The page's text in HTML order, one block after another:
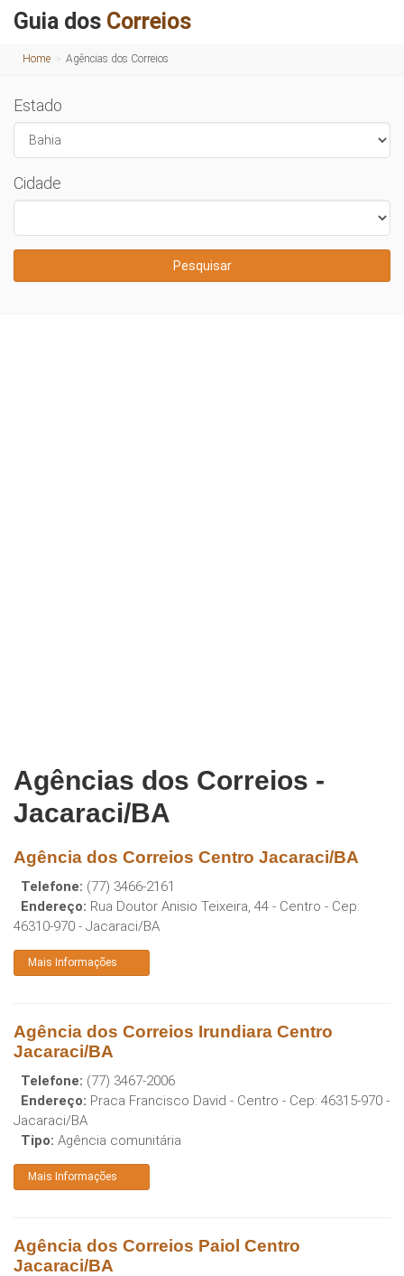
Guia dos Correios
Home Agências dos Correios
Estado
Cidade
Pesquisar
Agências dos Correios -
Jacaraci/BA
Agência dos Correios Centro Jacaraci/BA
Telefone: (77) 3466-2161
Endereço: Rua Doutor Anisio Teixeira, 44 - Centro - Cep:
46310-970 - Jacaraci/BA
Mais Informações
Agência dos Correios Irundiara Centro
Jacaraci/BA
Telefone: (77) 3467-2006
Endereço: Praca Francisco David - Centro - Cep: 46315-970 -
Jacaraci/BA
Tipo: Agência comunitária
Mais Informações
Agência dos Correios Paiol Centro
Jacaraci/BA